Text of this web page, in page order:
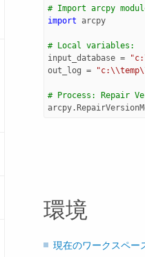
# Import arcpy
import arcpy
# Local variables:
input_database = "c:
out_log = "c:\\temp
# Process: Repair
arcpy.
環境
現在のワークスペー